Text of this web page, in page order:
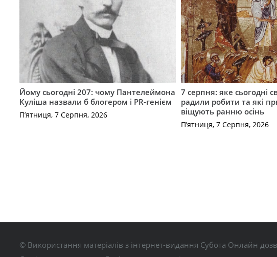
Йому сьогодні 207: чому Пантелеймона
Куліша назвали б блогером і PR-генієм
П’ятниця, 7 Серпня, 2026
7 серпня: яке сьогодні
радили робити та які
віщують ранню осінь
П’ятниця, 7 Серпня, 2026
© Використання матеріалів з інтернет-видання Субота Онлайн